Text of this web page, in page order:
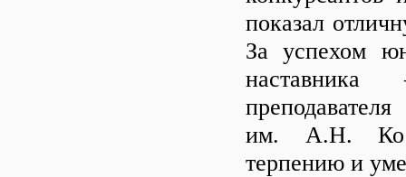
показал
За успехом
им. А.Н.
терпению и